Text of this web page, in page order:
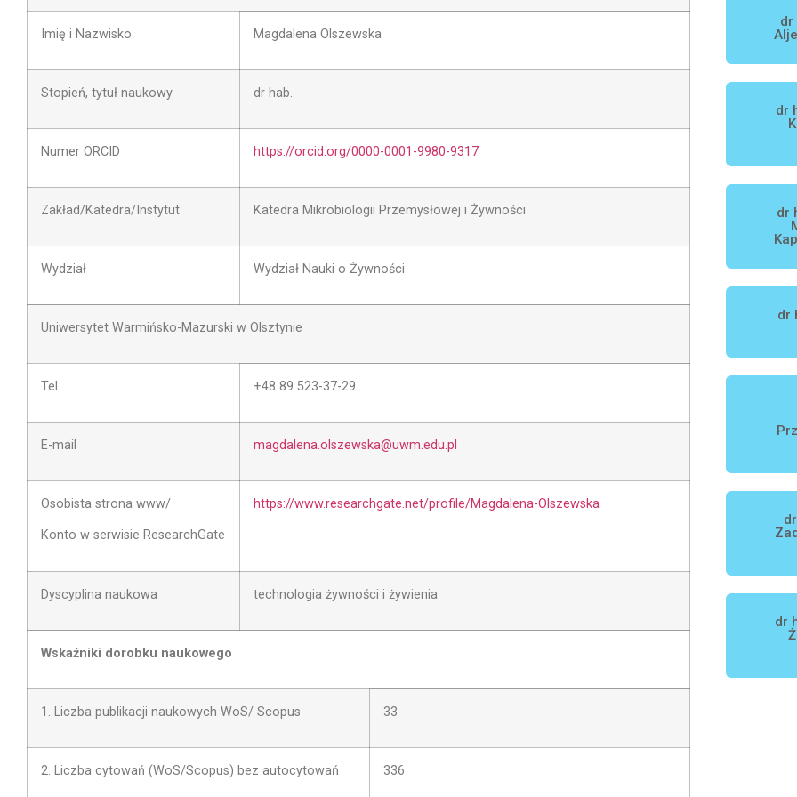
Imię i Nazwisko Magdalena Olszewska
Stopień, tytuł naukowy dr hab.
Numer ORCID https://orcid.org/0000-0001-9980-9317
Zakład/Katedra/Instytut Katedra Mikrobiologii Przemysłowej i Żywności
Wydział Wydział Nauki o Żywności
Uniwersytet Warmińsko-Mazurski w Olsztynie
Tel. +48 89 523-37-29
E-mail magdalena.olszewska@uwm.edu.pl
Osobista strona www/
Konto w serwisie ResearchGate
https://www.researchgate.net/profile/Magdalena-Olszewska
Dyscyplina naukowa technologia żywności i żywienia
Wskaźniki dorobku naukowego
1. Liczba publikacji naukowych WoS/ Scopus 33
2. Liczba cytowań (WoS/Scopus) bez autocytowań 336
dr
dr
dr
dr
dr